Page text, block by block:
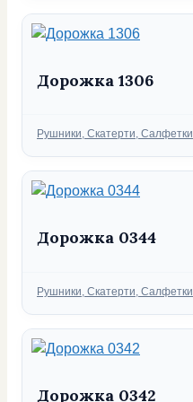
Дорожка 1306
Рубрики
Рушники, Скатерти, Салфетки
Дорожка 0344
Рубрики
Рушники, Скатерти, Салфетки
Дорожка 0342